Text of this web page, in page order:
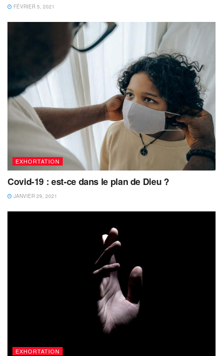
FÉVRIER 5, 2021
EXHORTATION
Covid-19 : est-ce dans le plan de Dieu ?
JANVIER 29, 2021
EXHORTATION